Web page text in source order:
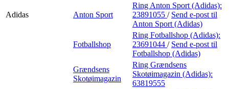
Adidas Anton Sport
Ring Anton Sport (Adidas):
23891055 / Send e-post til
Anton Sport (Adidas)
Fotballshop
Ring Fotballshop (Adidas):
23691044 / Send e-post til
Fotballshop (Adidas)
Grændsens
Skotøimagazin
Ring Grændsens
Skotøimagazin (Adidas):
63819555